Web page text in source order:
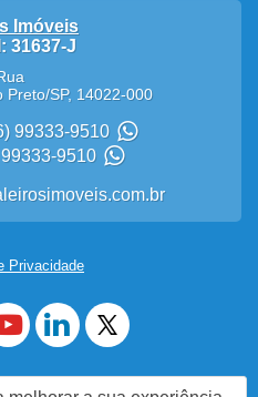
Imóveis
31637-J
Preto/SP, 14022-000
99333-9510
9510
Privacidade